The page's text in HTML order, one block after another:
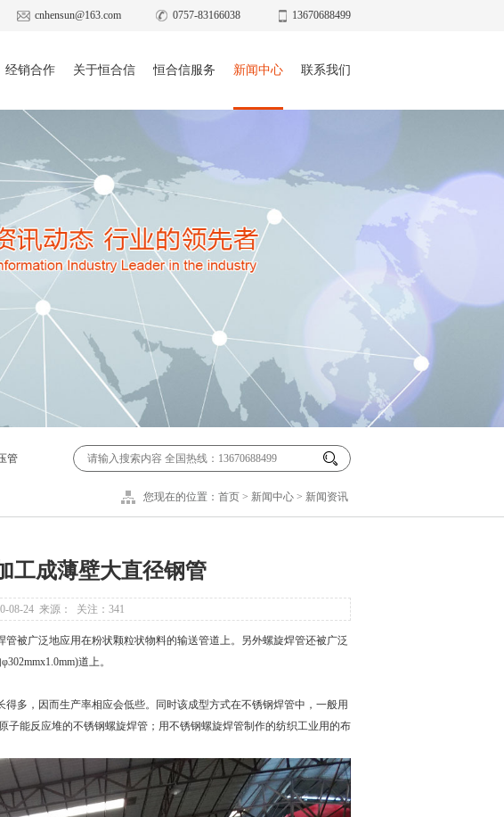
cnhensun@163.com 0757-83166038 13670688499
经销合作 关于恒合信 恒合信服务 新闻中心 联系我们
管
您现在的位置： 首页 > 新闻中心 > 新闻资讯
工成薄壁大直径钢管
08-24 来源： 关注： 341
被广泛地应用在粉状颗粒状物料的输送管道上。另外螺旋焊管还被广泛
道上。
，因而生产率相应会低些。同时该成型方式在不锈钢焊管中，一般用
能反应堆的不锈钢螺旋焊管；用不锈钢螺旋焊管制作的纺织工业用的布